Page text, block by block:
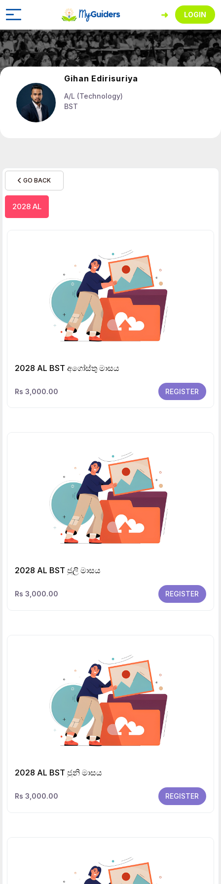
LOGIN
Gihan Edirisuriya
A/L (Technology)
BST
GO BACK
2028 AL
2028 AL BST අගෝස්තු මාසය
Rs 3,000.00 REGISTER
2028 AL BST ජුලි මාසය
Rs 3,000.00 REGISTER
2028 AL BST ජුනි මාසය
Rs 3,000.00 REGISTER